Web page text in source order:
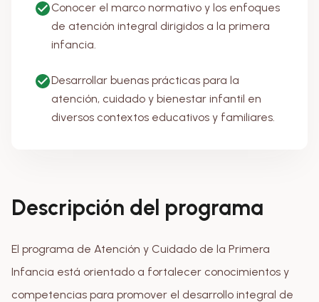
Conocer el marco normativo y los enfoques
de atención integral dirigidos a la primera
infancia.
Desarrollar buenas prácticas para la
atención, cuidado y bienestar infantil en
diversos contextos educativos y familiares.
Descripción del programa
El programa de Atención y Cuidado de la Primera
Infancia está orientado a fortalecer conocimientos y
competencias para promover el desarrollo integral de